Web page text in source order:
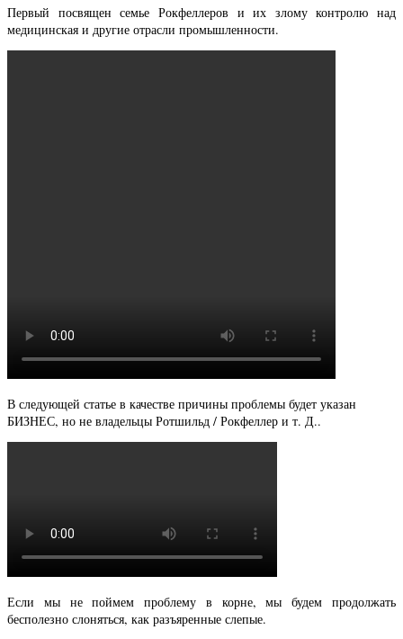
Первый посвящен семье Рокфеллеров и их злому контролю над
медицинская и другие отрасли промышленности.
В следующей статье в качестве причины проблемы будет указан
БИЗНЕС, но не владельцы Ротшильд / Рокфеллер и т. Д..
Если мы не поймем проблему в корне, мы будем продолжать
бесполезно слоняться, как разъяренные слепые.